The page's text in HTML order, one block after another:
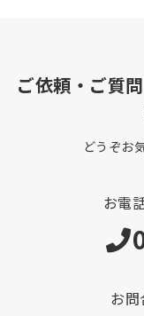
ご依頼・ご質
どうぞお
お電
お